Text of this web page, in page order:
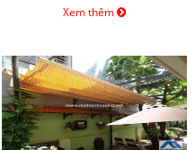
Xem thêm